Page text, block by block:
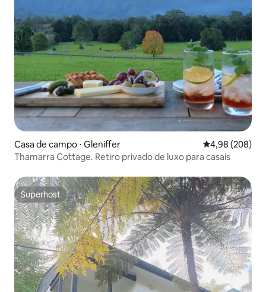
Casa de campo ⋅ Gleniffer 4,98 de uma
4,98 (208)
Thamarra Cottage. Retiro privado de luxo para casais
Superhost
Superhost